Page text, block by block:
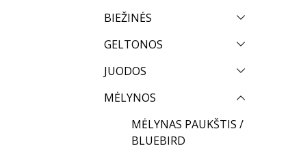
BIEŽINĖS
GELTONOS
JUODOS
MĖLYNOS
MĖLYNAS PAUKŠTIS /
BLUEBIRD